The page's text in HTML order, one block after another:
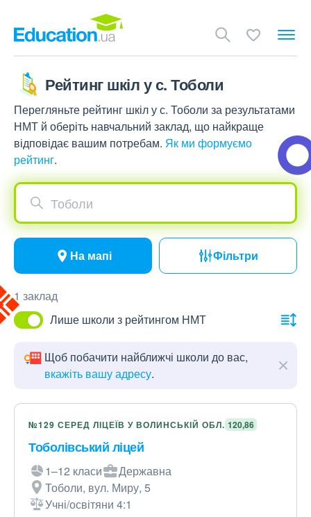
Рейтинг шкіл у с. Тоболи
Перегляньте рейтинг шкіл у с. Тоболи за результатами
НМТ й оберіть навчальний заклад, що найкраще
відповідає вашим потребам. Як ми формуємо
рейтинг.
Тоболи
На мапі Фільтри
1 заклад
Лише школи з рейтингом НМТ
Щоб побачити найближчі школи до вас,
вкажіть вашу адресу.
№129 СЕРЕД ЛІЦЕЇВ У ВОЛИНСЬКІЙ ОБЛ. 120,86
Тоболівський ліцей
1–12 класи
Державна
Тоболи, вул. Миру, 5
Учні/освітяни 4:1